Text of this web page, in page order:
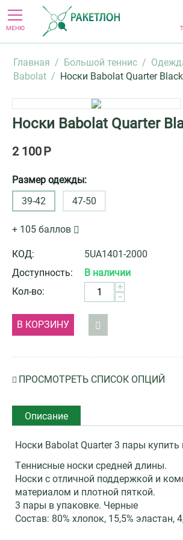
МЕНЮ
Главная / Большой теннис /
Babolat / Носки Babolat Quarter
Носки Babolat Quarter
2 100Р
Размер одежды:
39-42
47-50
+ 105 баллов
КОД:
5UA1401-2000
Доступность:
В наличии
Кол-во:
+
−
В КОРЗИНУ
ПРОСМОТРЕТЬ СПИСОК ОПЦИЙ
Описание
Носки Babolat Quarter 3 пары купить
Tеннисные носки средней длины.
Носки с отличной поддержкой и
материалом и плотной пяткой.
3 пары в упаковке. Черные
Состав: 80% хлопок, 15,5% эластан,